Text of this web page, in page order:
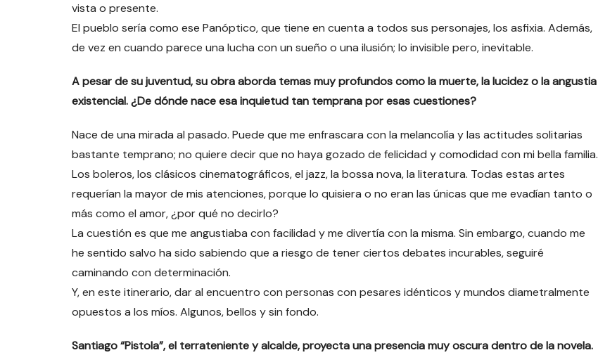
vista o presente.
El pueblo sería como ese Panóptico, que tiene en cuenta a todos sus personajes, los asfixia. Además,
de vez en cuando parece una lucha con un sueño o una ilusión; lo invisible pero, inevitable.
A pesar de su juventud, su obra aborda temas muy profundos como la muerte, la lucidez o la angustia
existencial. ¿De dónde nace esa inquietud tan temprana por esas cuestiones?
Nace de una mirada al pasado. Puede que me enfrascara con la melancolía y las actitudes solitarias
bastante temprano; no quiere decir que no haya gozado de felicidad y comodidad con mi bella familia.
Los boleros, los clásicos cinematográficos, el jazz, la bossa nova, la literatura. Todas estas artes
requerían la mayor de mis atenciones, porque lo quisiera o no eran las únicas que me evadían tanto o
más como el amor, ¿por qué no decirlo?
La cuestión es que me angustiaba con facilidad y me divertía con la misma. Sin embargo, cuando me
he sentido salvo ha sido sabiendo que a riesgo de tener ciertos debates incurables, seguiré
caminando con determinación.
Y, en este itinerario, dar al encuentro con personas con pesares idénticos y mundos diametralmente
opuestos a los míos. Algunos, bellos y sin fondo.
Santiago “Pistola”, el terrateniente y alcalde, proyecta una presencia muy oscura dentro de la novela.